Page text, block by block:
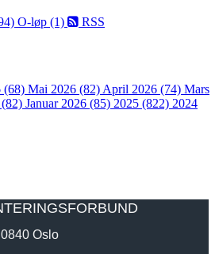
O-løp (1) RSS
(68) Mai 2026 (82) April 2026 (74) Mars
Januar 2026 (85) 2025 (822) 2024
Oslo